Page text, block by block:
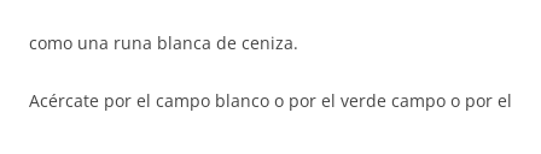
como una runa blanca de ceniza.
Acércate por el campo blanco o por el verde campo o por el